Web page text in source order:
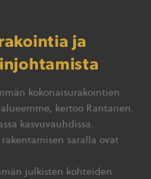
ja
kokonaisurakointien
kertoo Rantanen.
kasvuvauhdissa.
saralla ovat
julkisten kohteiden